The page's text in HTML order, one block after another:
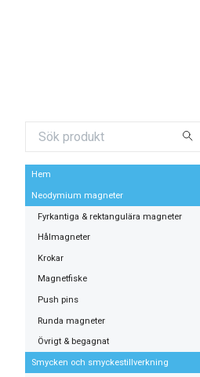
Hem
Neodymium magneter
Fyrkantiga & rektangulära magneter
Hålmagneter
Krokar
Magnetfiske
Push pins
Runda magneter
Övrigt & begagnat
Smycken och smyckestillverkning